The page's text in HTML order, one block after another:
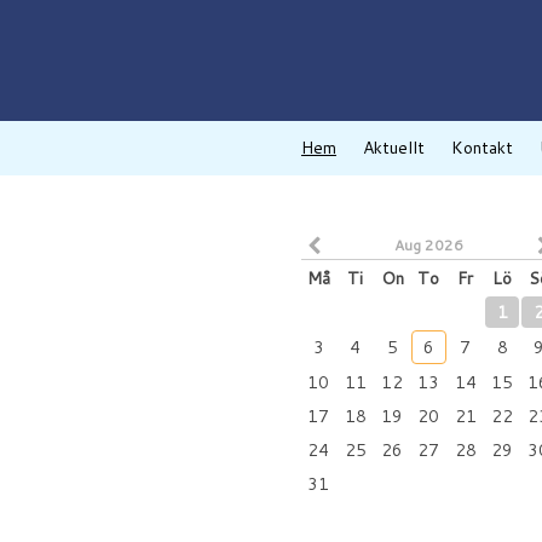
Hem Aktuellt Kontakt
Aug 2026
Må Ti On To Fr Lö
1
3
4 5 6 7 8
9
10
11 12 13 14 15
17
18 19 20 21 22
24
25 26 27 28 29
31